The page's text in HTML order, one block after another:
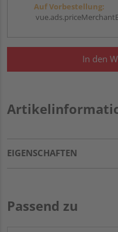
Auf Vorbestellung:
In den
EIGENSCHAFTEN
Passend zu